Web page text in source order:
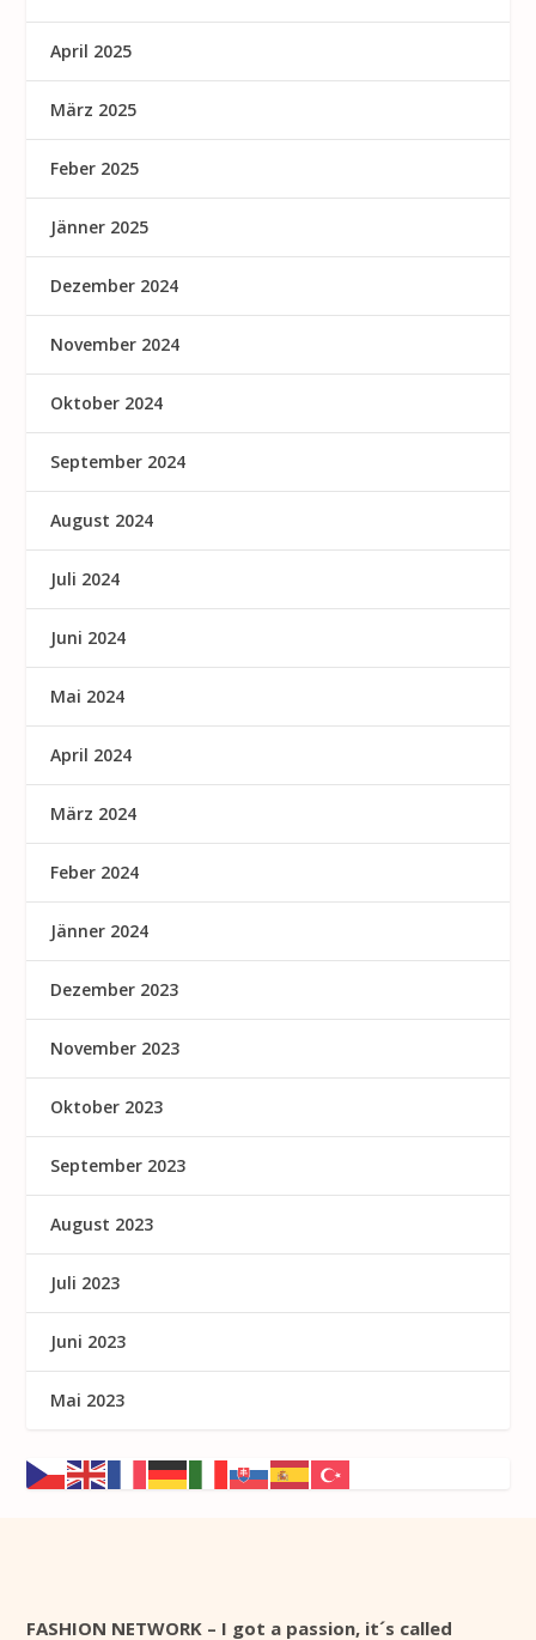
April 2025
März 2025
Feber 2025
Jänner 2025
Dezember 2024
November 2024
Oktober 2024
September 2024
August 2024
Juli 2024
Juni 2024
Mai 2024
April 2024
März 2024
Feber 2024
Jänner 2024
Dezember 2023
November 2023
Oktober 2023
September 2023
August 2023
Juli 2023
Juni 2023
Mai 2023
FASHION NETWORK – I got a passion, it´s called